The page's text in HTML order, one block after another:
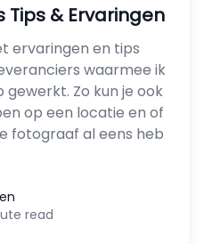
Tips & Ervaringen
ervaringen en tips
waarmee ik
Zo kun je ook
op een locatie en of
fotograaf al eens heb
read